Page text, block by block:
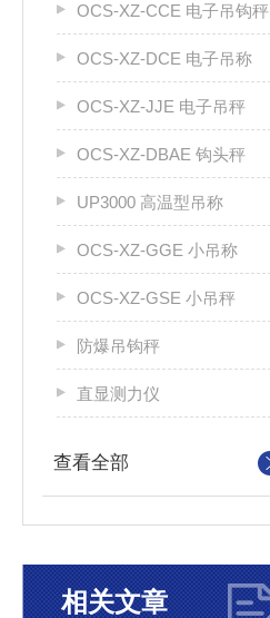
OCS-XZ-CCE 电子吊钩秤
OCS-XZ-DCE 电子吊称
OCS-XZ-JJE 电子吊秤
OCS-XZ-DBAE 钩头秤
UP3000 高温型吊称
OCS-XZ-GGE 小吊称
OCS-XZ-GSE 小吊秤
防爆吊钩秤
直显测力仪
查看全部
相关文章